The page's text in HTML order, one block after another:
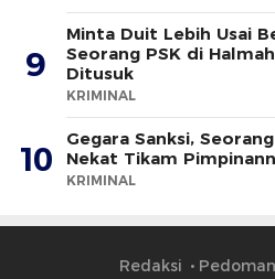
9
Minta Duit Lebih Usai
Seorang PSK di
Ditusuk
KRIMINAL
10
Gegara Sanksi,
Nekat Tikam
KRIMINAL
Redaksi